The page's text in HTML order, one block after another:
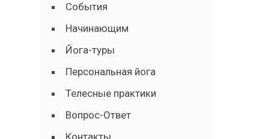
События
Начинающим
Йога-туры
Персональная йога
Телесные практики
Вопрос-Ответ
Контакты